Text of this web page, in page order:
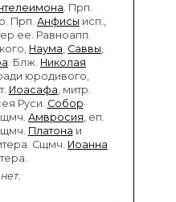
. Прп.
Прп. Анфисы исп.,
ее. Равноапп.
Наума Саввы
. Блж. Николая
юродивого,
Иоасафа , митр.
Руси. Собор
Амвросия , еп.
Платона и
Сщмч. Иоанна